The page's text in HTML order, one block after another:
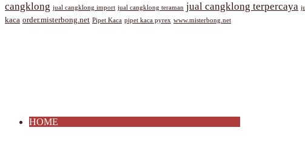
cangklong jual cangklong import jual cangklong teraman jual cangklong terpercaya
kaca order.misterbong.net Pipet Kaca pipet kaca pyrex www.misterbong.net
HOME